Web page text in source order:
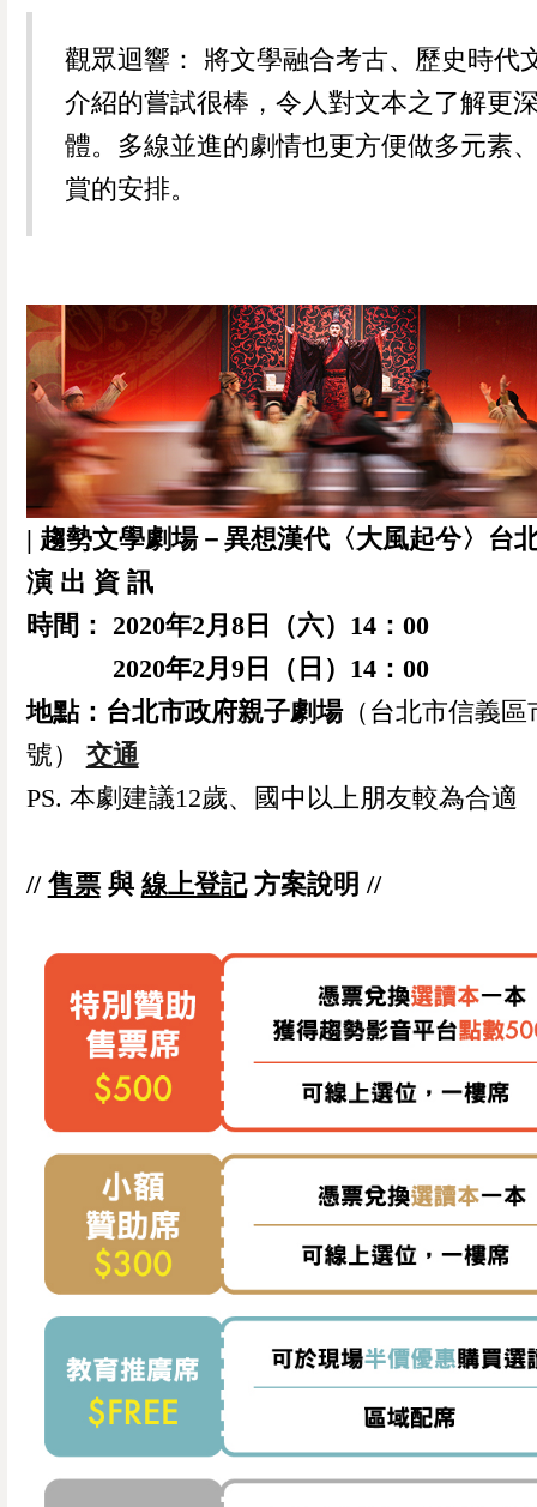
觀眾迴響： 將文學融合考古、歷史時代
介紹的嘗試很棒，令人對文本之了解更
體。多線並進的劇情也更方便做多元素
賞的安排。
| 趨勢文學劇場－異想漢代〈大風起兮〉台
演 出 資 訊
時間： 2020年2月8日（六）14：00
2020年2月9日（日）14：00
地點：台北市政府親子劇場（台北市信義區
號）
交通
PS. 本劇建議12歲、國中以上朋友較為合適
// 售票 與 線上登記方案說明 //